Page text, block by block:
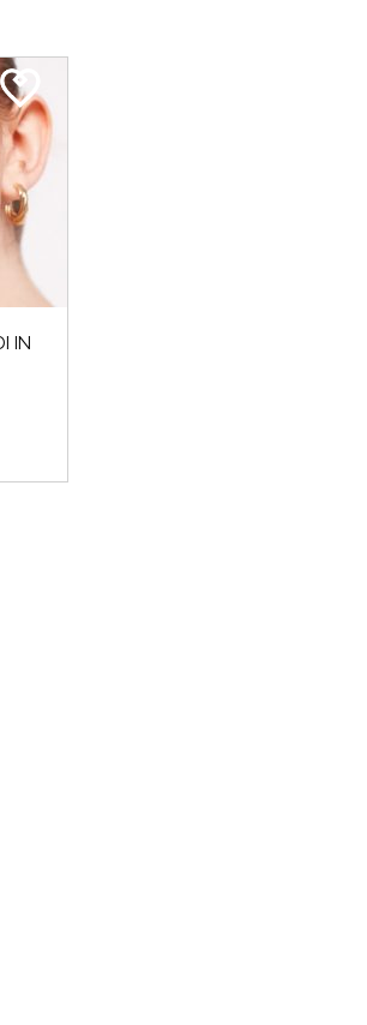
& BEAUTY: SCOPRI
IN